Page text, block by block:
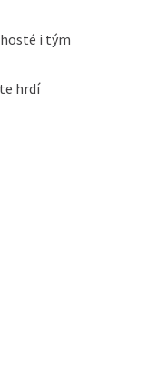
i tým
hrdí